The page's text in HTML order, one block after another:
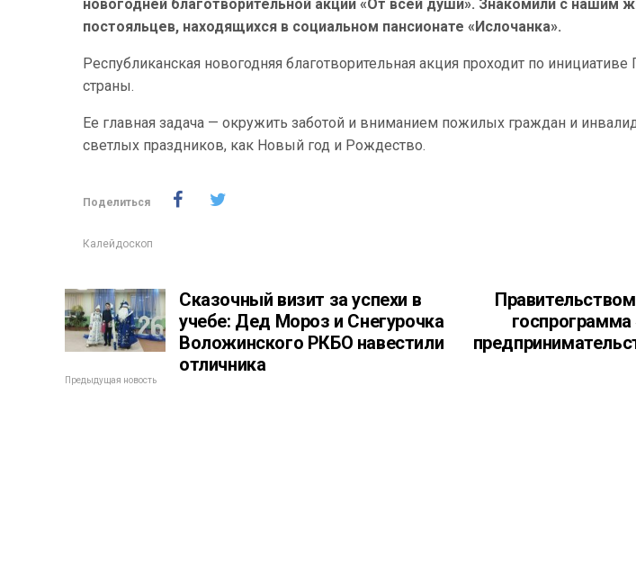
новогодней благотворительной акции «От всей души». Знакомили с
постояльцев, находящихся в социальном пансионате «Ислочанка».
Республиканская новогодняя благотворительная акция проходит по
страны.
Ее главная задача — окружить заботой и вниманием пожилых граждан и
светлых праздников, как Новый год и Рождество.
Поделиться
Калейдоскоп
Сказочный визит за успехи в
учебе: Дед Мороз и Снегурочка
Воложинского РКБО навестили
отличника
Предыдущая новость